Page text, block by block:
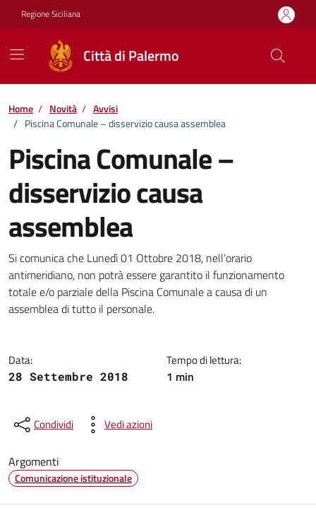
Vai ai contenuti
Vai al footer
Regione Siciliana
Città di Palermo
Home / Novità / Avvisi
/ Piscina Comunale – disservizio causa assemblea
Piscina Comunale –
disservizio causa
assemblea
Dettagli della notizia
Si comunica che Lunedì 01 Ottobre 2018, nell’orario
antimeridiano, non potrà essere garantito il funzionamento
totale e/o parziale della Piscina Comunale a causa di un
assemblea di tutto il personale.
Data:
28 Settembre 2018
Tempo di lettura:
1 min
Condividi Vedi azioni
Argomenti
Comunicazione istituzionale